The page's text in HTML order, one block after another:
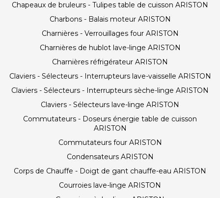
Chapeaux de bruleurs - Tulipes table de cuisson ARISTON
Charbons - Balais moteur ARISTON
Charnières - Verrouillages four ARISTON
Charnières de hublot lave-linge ARISTON
Charnières réfrigérateur ARISTON
Claviers - Sélecteurs - Interrupteurs lave-vaisselle ARISTON
Claviers - Sélecteurs - Interrupteurs sèche-linge ARISTON
Claviers - Sélecteurs lave-linge ARISTON
Commutateurs - Doseurs énergie table de cuisson
ARISTON
Commutateurs four ARISTON
Condensateurs ARISTON
Corps de Chauffe - Doigt de gant chauffe-eau ARISTON
Courroies lave-linge ARISTON